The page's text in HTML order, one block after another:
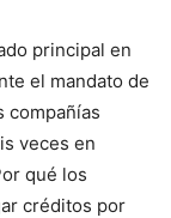
principal en
el mandato de
compañías
veces en
qué los
créditos por